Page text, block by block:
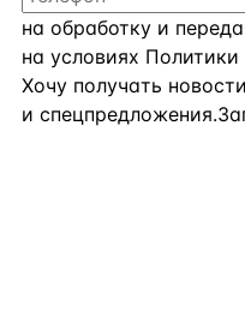
на обработку и
на условиях Политики
Хочу получать
и спецпредложения.